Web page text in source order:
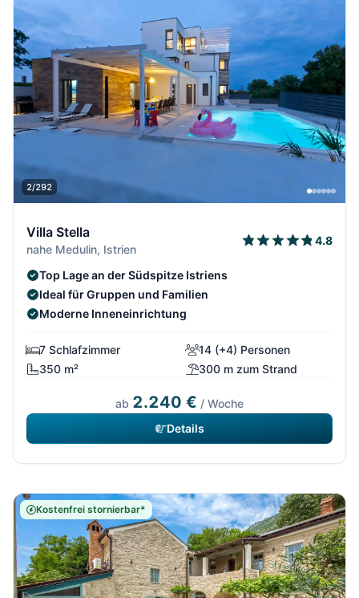
2/292
Villa Stella
nahe Medulin, Istrien
4.8
Top Lage an der Südspitze Istriens
Ideal für Gruppen und Familien
Moderne Inneneinrichtung
7 Schlafzimmer
14 (+4) Personen
350 m²
300 m zum Strand
ab 2.240 € / Woche
Details
Kostenfrei stornierbar*